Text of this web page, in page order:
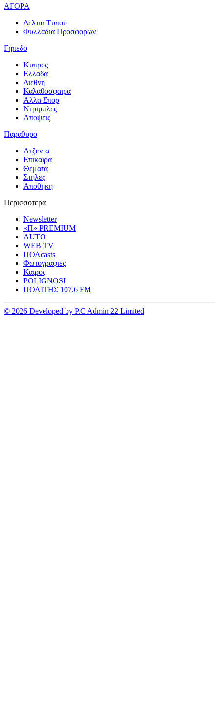
ΑΓΟΡΑ
Δελτια Τυπου
Φυλλαδια Προσφορων
Γηπεδο
Κυπρος
Ελλαδα
Διεθνη
Καλαθοσφαιρα
Αλλα Σπορ
Ντριμπλες
Αποψεις
Παραθυρο
Ατζεντα
Επικαιρα
Θεματα
Στηλες
Αποθηκη
Περισσοτερα
Newsletter
«Π» PREMIUM
AUTO
WEB TV
ΠΟΛcasts
Φωτογραφιες
Καιρος
POLIGNOSI
ΠΟΛΙΤΗΣ 107.6 FM
© 2026 Developed by P.C Admin 22 Limited